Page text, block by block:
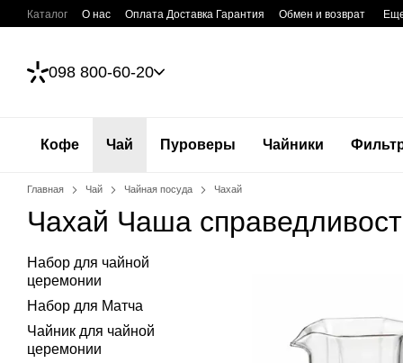
Перейти к основному контенту
Каталог О нас Оплата Доставка Гарантия Обмен и возврат
098 800-60-20
Кофе Чай Пуроверы Чайники
Главная Чай Чайная посуда Чахай
Чахай Чаша
Набор для чайной
церемонии
Набор для Матча
Чайник для чайной
церемонии